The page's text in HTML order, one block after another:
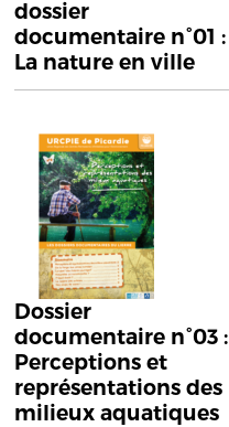
dossier
documentaire n°01 :
La nature en ville
Dossier
documentaire n°03 :
Perceptions et
représentations des
milieux aquatiques